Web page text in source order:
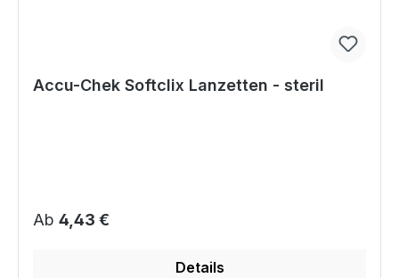
Accu-Chek Softclix Lanzetten - steril
Regulärer Preis:
Ab 4,43 €
Details